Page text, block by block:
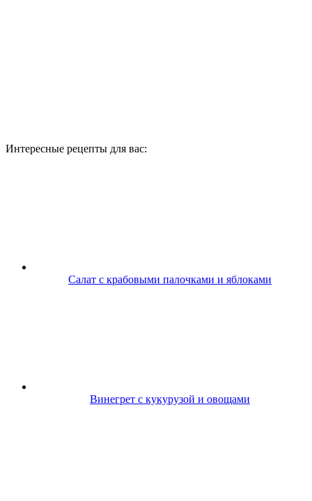
Интересные рецепты для вас:
Салат с крабовыми палочками и яблоками
Винегрет с кукурузой и овощами